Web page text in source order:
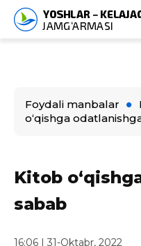
Foydali manbalar
o‘qishga
Kitob
sabab
16:06 | 31-Oktabr, 2022